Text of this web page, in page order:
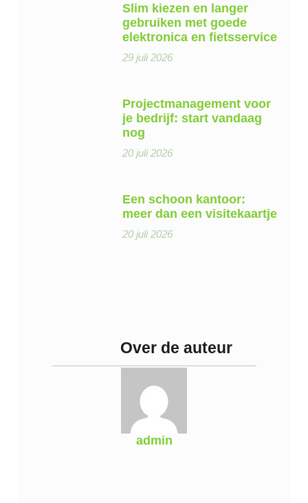
Slim kiezen en langer
gebruiken met goede
elektronica en fietsservice
29 juli 2026
Projectmanagement voor
je bedrijf: start vandaag
nog
20 juli 2026
Een schoon kantoor:
meer dan een visitekaartje
20 juli 2026
Over de auteur
admin